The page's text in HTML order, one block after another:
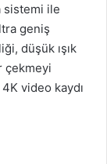
sistemi ile
geniş
düşük ışık
çekmeyi
video kaydı